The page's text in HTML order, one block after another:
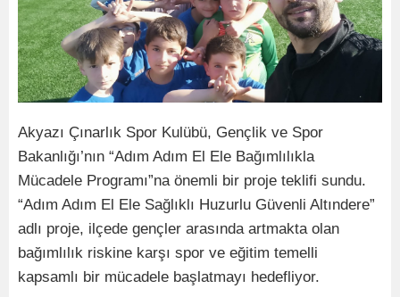
Akyazı Çınarlık Spor Kulübü, Gençlik ve Spor
Bakanlığı’nın “Adım Adım El Ele Bağımlılıkla
Mücadele Programı”na önemli bir proje teklifi sundu.
“Adım Adım El Ele Sağlıklı Huzurlu Güvenli Altındere”
adlı proje, ilçede gençler arasında artmakta olan
bağımlılık riskine karşı spor ve eğitim temelli
kapsamlı bir mücadele başlatmayı hedefliyor.